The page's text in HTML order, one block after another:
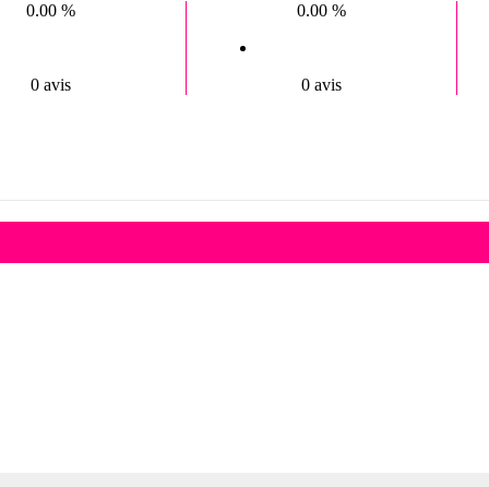
0.00 %
0 avis
0.00 %
0 avis